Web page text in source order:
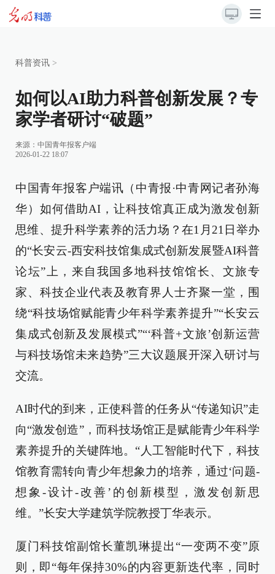
科普资讯 >
如何以AI助力科普创新发展？专
家学者研讨“破题”
来源：中国青年报客户端
2026-01-22 18:07
中国青年报客户端讯（中青报·中青网记者孙海
华）如何借助AI，让科技馆真正成为激发创新
思维、提升科学素养的活力场？在1月21日举办
的“长安云-西安科技馆集成式创新发展暨AI科普
论坛”上，来自我国多地科技馆馆长、文旅专
家、科技企业代表及教育界人士齐聚一堂，围
绕“科技场馆赋能青少年科学素养提升”“长安云
集成式创新及发展模式”“‘科普+文旅’创新运营
与科技场馆未来趋势”三大议题展开深入研讨与
交流。
AI时代的到来，正使科普的任务从“传递知识”走
向“激发创造”，而科技场馆正是赋能青少年科学
素养提升的关键阵地。“人工智能时代下，科技
馆教育需转向青少年想象力的培养，通过‘问题-
想象-设计-改善’的创新模型，激发创新思
维。”长安大学建筑学院教授丁华表示。
厦门科技馆副馆长董凯琳提出“一变两不变”原
则，即“每年保持30%的内容更新迭代率，同时